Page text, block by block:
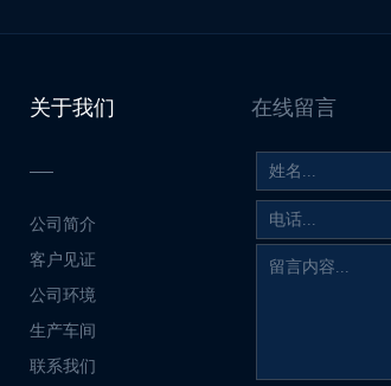
关于我们
公司简介
客户见证
公司环境
生产车间
联系我们
在线留言